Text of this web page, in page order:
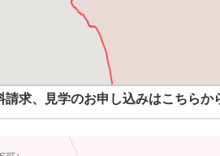
請求、見学のお申し込みはこちらか